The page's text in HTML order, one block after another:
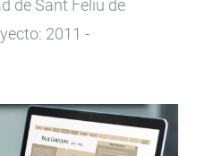
de Sant Feliu de
2011 -